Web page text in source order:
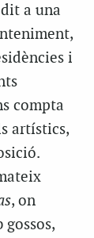
a una
i
compta
artístics,
, on